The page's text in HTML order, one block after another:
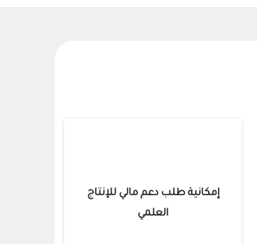
إمكانية طلب دعم مالي للإنتاج
العلمي